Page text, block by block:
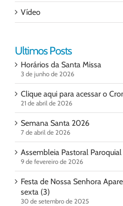
Vídeo
Ultimos Posts
Horários da Santa Missa
3 de junho de 2026
Clique aqui para acessar o
21 de abril de 2026
Semana Santa 2026
7 de abril de 2026
Assembleia Pastoral
9 de fevereiro de 2026
Festa de Nossa Senhora
sexta (3)
30 de setembro de 2025